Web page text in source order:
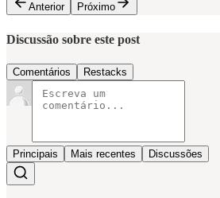
Anterior
Próximo
Discussão sobre este post
Comentários Restacks
Principais Mais recentes Discussões